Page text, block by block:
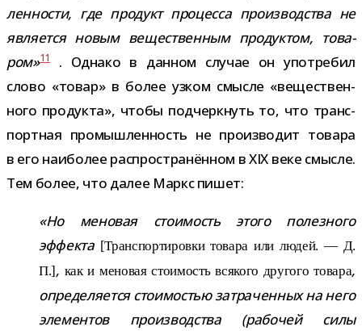
лен­но­сти, где про­дукт про­цесса про­из­вод­ства не
явля­ется новым веще­ствен­ным про­дук­том, това­
ром»11. Однако в дан­ном слу­чае он упо­тре­бил
слово «товар» в более узком смысле «веще­ствен­
ного про­дукта», чтобы под­черк­нуть то, что транс­
порт­ная про­мыш­лен­ность не про­из­во­дит товара
в его наи­бо­лее рас­про­стра­нён­ном в XIX веке смысле.
Тем более, что далее Маркс пишет:
«Но мено­вая сто­и­мость этого полез­ного
эффекта [Транспортировки товара или людей. — Д.
П.] , как и мено­вая сто­и­мость вся­кого дру­гого товара,
опре­де­ля­ется сто­и­мо­стью затра­чен­ных на него
эле­мен­тов про­из­вод­ства (рабо­чей силы